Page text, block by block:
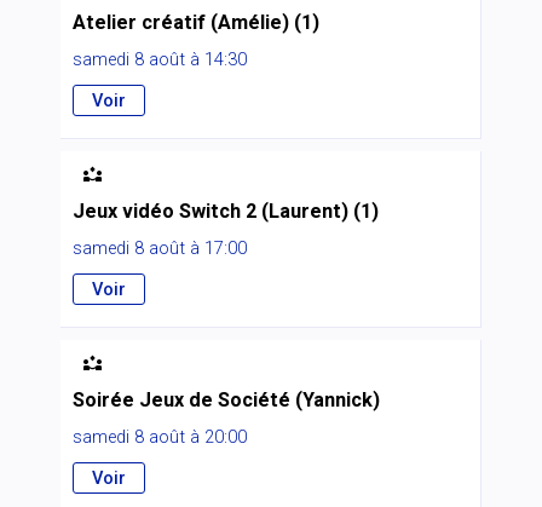
Atelier créatif (Amélie) (1)
samedi 8 août à 14:30
Voir

Jeux vidéo Switch 2 (Laurent) (1)
samedi 8 août à 17:00
Voir

Soirée Jeux de Société (Yannick)
samedi 8 août à 20:00
Voir